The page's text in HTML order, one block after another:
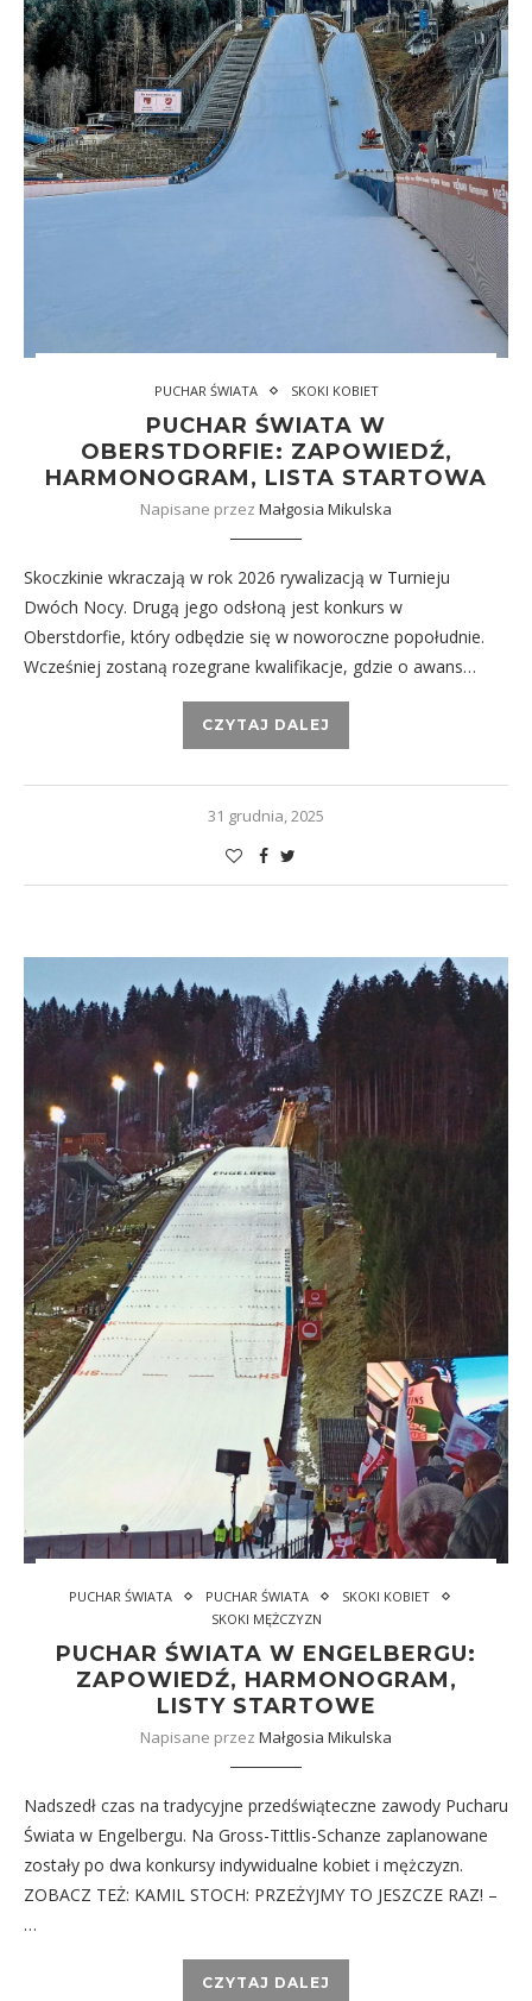
PUCHAR ŚWIATA SKOKI KOBIET
PUCHAR ŚWIATA W
OBERSTDORFIE: ZAPOWIEDŹ,
HARMONOGRAM, LISTA STARTOWA
Napisane przez Małgosia Mikulska
Skoczkinie wkraczają w rok 2026 rywalizacją w Turnieju
Dwóch Nocy. Drugą jego odsłoną jest konkurs w
Oberstdorfie, który odbędzie się w noworoczne popołudnie.
Wcześniej zostaną rozegrane kwalifikacje, gdzie o awans…
CZYTAJ DALEJ
31 grudnia, 2025
PUCHAR ŚWIATA PUCHAR ŚWIATA
SKOKI KOBIET
SKOKI MĘŻCZYZN
PUCHAR ŚWIATA W ENGELBERGU:
ZAPOWIEDŹ, HARMONOGRAM,
LISTY STARTOWE
Napisane przez Małgosia Mikulska
Nadszedł czas na tradycyjne przedświąteczne zawody Pucharu
Świata w Engelbergu. Na Gross-Tittlis-Schanze zaplanowane
zostały po dwa konkursy indywidualne kobiet i mężczyzn.
ZOBACZ TEŻ: KAMIL STOCH: PRZEŻYJMY TO JESZCZE RAZ! –
…
CZYTAJ DALEJ